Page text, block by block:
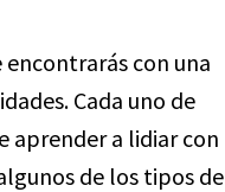
con una
Cada uno de
aprender a lidiar con
de los tipos de